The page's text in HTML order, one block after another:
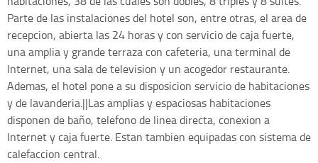
Parte de las instalaciones del hotel son, entre otras, el area de
recepcion, abierta las 24 horas y con servicio de caja fuerte,
una amplia y grande terraza con cafeteria, una terminal de
Internet, una sala de television y un acogedor restaurante.
Ademas, el hotel pone a su disposicion servicio de habitaciones
y de lavanderia.||Las amplias y espaciosas habitaciones
disponen de baño, telefono de linea directa, conexion a
Internet y caja fuerte. Estan tambien equipadas con sistema de
calefaccion central.